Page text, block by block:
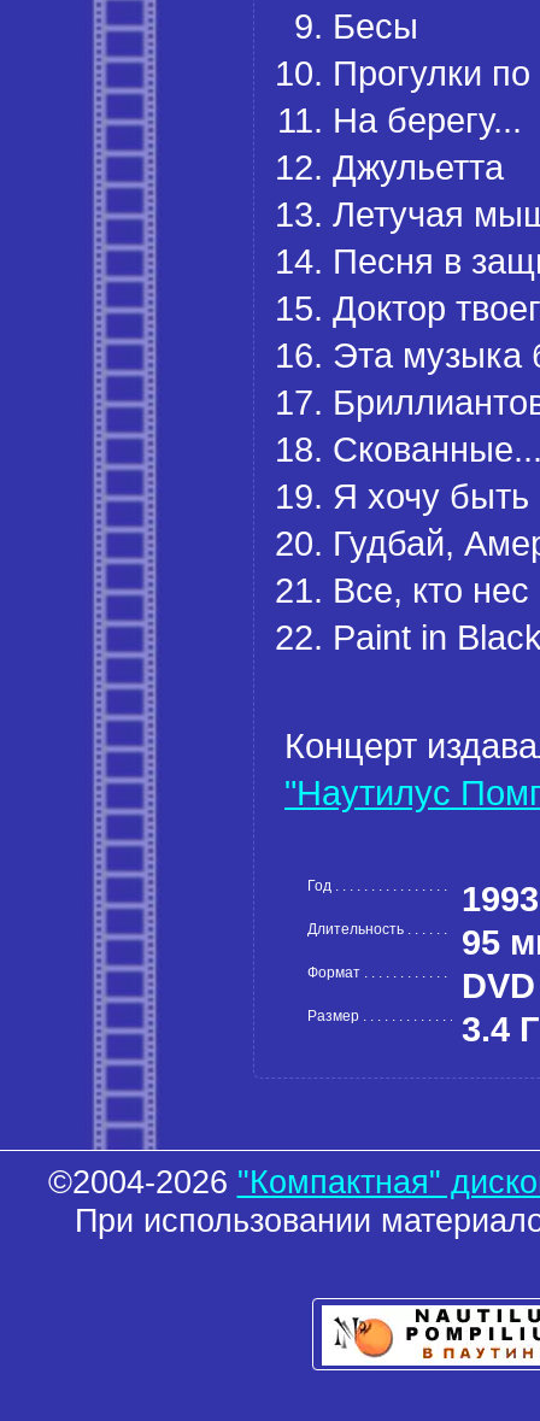
Бесы
Прогулки
На берегу...
Джульетта
Летучая
Песня в
Доктор
Эта музыка
Я хочу быть
Гудбай,
Все, кто нес
Paint in
Концерт
"Наутилус
Год 1993
Длительность 95
Формат DVD
Размер 3.4
©2004-2026 "Компактная"
При использовании